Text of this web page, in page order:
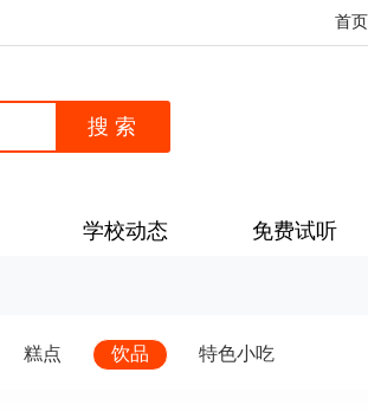
首页
学校动态 免费试听
糕点 饮品 特色小吃